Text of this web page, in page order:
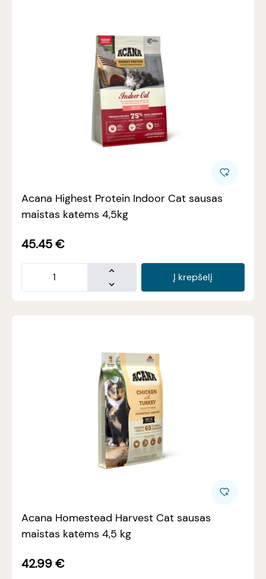
Acana Highest Protein Indoor Cat sausas
maistas katėms 4,5kg
45.45€
Į krepšelį
Acana Homestead Harvest Cat sausas
maistas katėms 4,5 kg
42.99€